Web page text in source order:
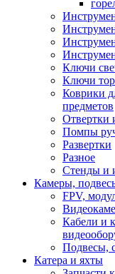
Ключи
Ключи
Коврики
предметов
Отвертки
Помпы
Развертки
Разное
Стенды и
Камеры,
FPV,
Кабели и
Подвесы,
Катера и яхты